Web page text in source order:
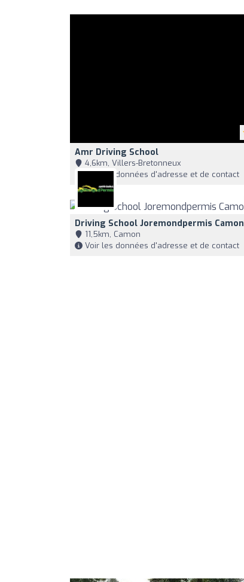
Amr Driving School
4,6km, Villers-Bretonneux
Voir les données d'adresse et de contact
Driving School Joremondpermis Camon
11,5km, Camon
Voir les données d'adresse et de contact